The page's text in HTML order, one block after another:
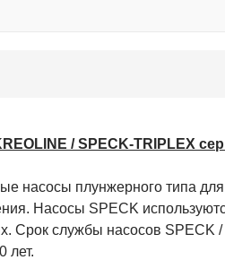
/ SPECK-TRIPLEX
насосы плунжерного типа для
Насосы SPECK
Срок службы насосов SPECK /
лет.